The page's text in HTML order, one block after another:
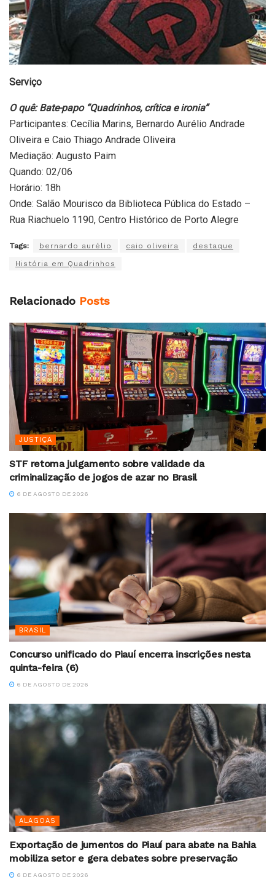
Serviço
O quê: Bate-papo “Quadrinhos, crítica e ironia”
Participantes: Cecília Marins, Bernardo Aurélio Andrade
Oliveira e Caio Thiago Andrade Oliveira
Mediação: Augusto Paim
Quando: 02/06
Horário: 18h
Onde: Salão Mourisco da Biblioteca Pública do Estado –
Rua Riachuelo 1190, Centro Histórico de Porto Alegre
Tags: bernardo aurélio caio oliveira destaque
História em Quadrinhos
Relacionado Posts
JUSTIÇA
STF retoma julgamento sobre validade da
criminalização de jogos de azar no Brasil
6 DE AGOSTO DE 2026
BRASIL
Concurso unificado do Piauí encerra inscrições nesta
quinta-feira (6)
6 DE AGOSTO DE 2026
ALAGOAS
Exportação de jumentos do Piauí para abate na Bahia
mobiliza setor e gera debates sobre preservação
6 DE AGOSTO DE 2026